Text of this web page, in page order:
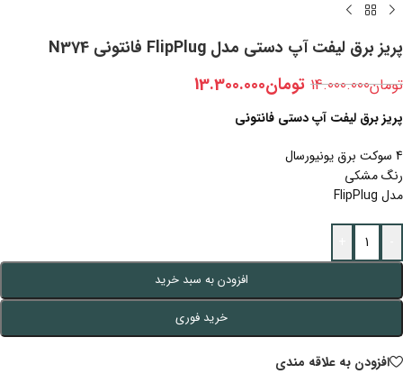
پریز برق لیفت آپ دستی مدل FlipPlug فانتونی N374
تومان14.000.000 تومان13.300.000
پریز برق لیفت آپ دستی فانتونی
4 سوکت برق یونیورسال
رنگ مشکی
مدل FlipPlug
افزودن به سبد خرید
خرید فوری
افزودن به علاقه مندی